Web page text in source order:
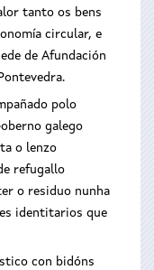
tanto os bens
circular, e
de Afundación
polo
galego
o lenzo
refugallo
o residuo nunha
identitarios que
con bidóns